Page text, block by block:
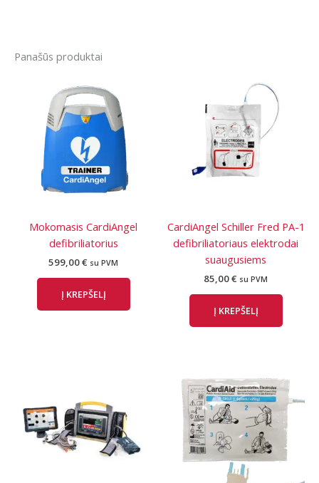
Panašūs produktai
Mokomasis CardiAngel
defibriliatorius
599,00€ su PVM
Į KREPŠELĮ
CardiAngel Schiller Fred PA-1
defibriliatoriaus elektrodai
suaugusiems
85,00€ su PVM
Į KREPŠELĮ